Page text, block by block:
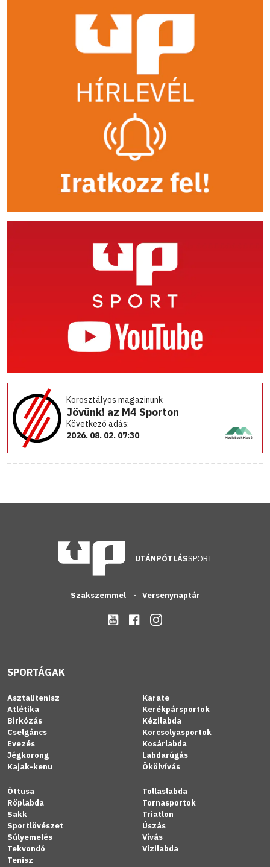
Korosztályos magazinunk
Jövünk! az M4 Sporton
Következő adás:
2026. 08. 02. 07:30
UTÁNPÓTLÁSSPORT
Szakszemmel Versenynaptár
SPORTÁGAK
Asztalitenisz
Atlétika
Birkózás
Cselgáncs
Evezés
Jégkorong
Kajak-kenu
Karate
Kerékpársportok
Kézilabda
Korcsolyasportok
Kosárlabda
Labdarúgás
Ökölvívás
Öttusa
Röplabda
Sakk
Sportlövészet
Súlyemelés
Tekvondó
Tenisz
Tollaslabda
Tornasportok
Triatlon
Úszás
Vívás
Vízilabda